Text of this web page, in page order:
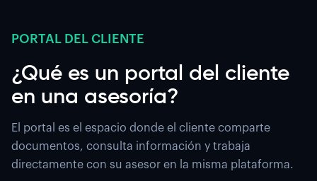
PORTAL DEL CLIENTE
¿Qué es un portal del cliente
en una asesoría?
El portal es el espacio donde el cliente comparte
documentos, consulta información y trabaja
directamente con su asesor en la misma plataforma.